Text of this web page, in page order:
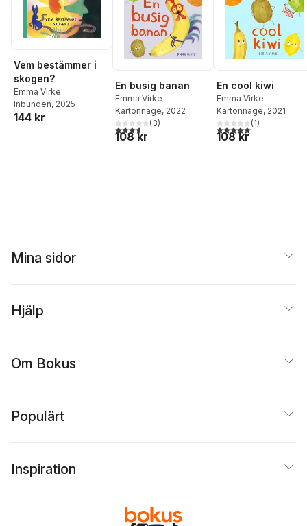
Vem bestämmer i
skogen?
Emma Virke
Inbunden, 2025
144 kr
En busig banan
Emma Virke
Kartonnage, 2022
3,7utav 5 stjärnor. Totalt antal röster:
(3)
108 kr
En cool kiwi
Emma Virke
Kartonnage, 2021
5,0utav 5 stjärnor.
(1)
108 kr
Mina sidor
Hjälp
Om Bokus
Populärt
Inspiration